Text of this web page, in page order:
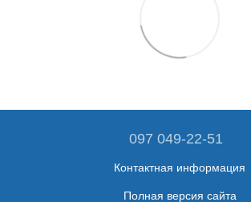
097 049-22-51
Контактная информация
Полная версия сайта